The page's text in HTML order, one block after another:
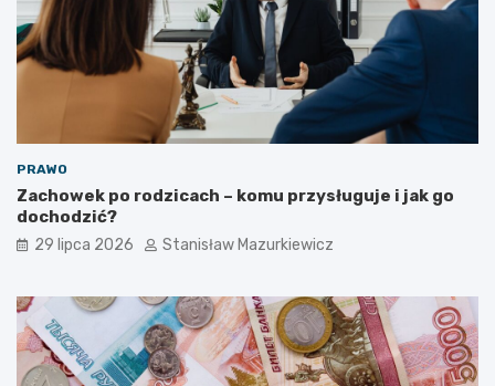
PRAWO
Zachowek po rodzicach – komu przysługuje i jak go
dochodzić?
29 lipca 2026 Stanisław Mazurkiewicz